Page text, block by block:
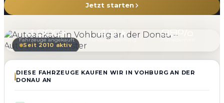
Jetzt starten
Seit 2010 aktiv
4.800+
Fahrzeuge angekauft
4.9 ★
Kundenbewertung
98%
Zufriedenheit
DIESE FAHRZEUGE KAUFEN WIR IN VOHBURG AN DER
DONAU AN